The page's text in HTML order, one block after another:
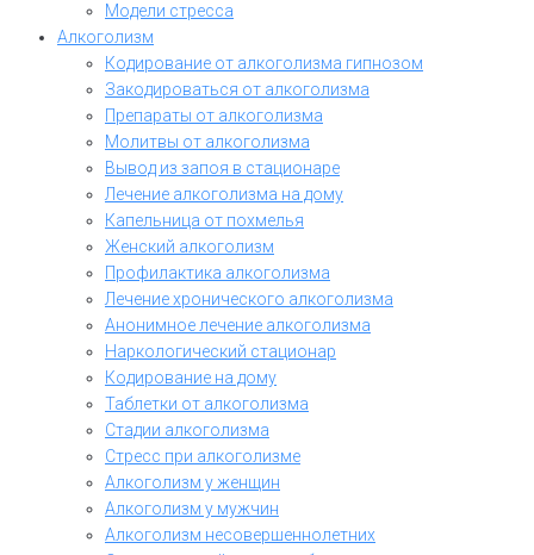
Модели стресса
Алкоголизм
Кодирование от алкоголизма гипнозом
Закодироваться от алкоголизма
Препараты от алкоголизма
Молитвы от алкоголизма
Вывод из запоя в стационаре
Лечение алкоголизма на дому
Капельница от похмелья
Женский алкоголизм
Профилактика алкоголизма
Лечение хронического алкоголизма
Анонимное лечение алкоголизма
Наркологический стационар
Кодирование на дому
Таблетки от алкоголизма
Стадии алкоголизма
Стресс при алкоголизме
Алкоголизм у женщин
Алкоголизм у мужчин
Алкоголизм несовершеннолетних